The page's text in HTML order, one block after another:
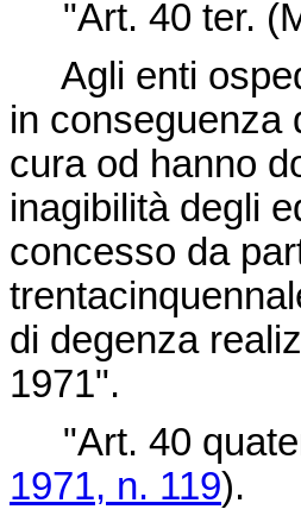
"Art. 40 ter.
Agli enti
in conseguenza
cura od hanno
inagibilità degli
concesso da
di degenza
1971".
"Art. 40
1971, n. 119).